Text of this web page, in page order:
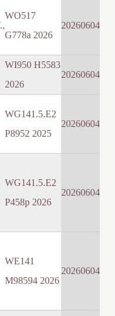
WO517
G778a 2026
20260604
WI950 H5583
2026
20260604
WG141.5.E2
P8952 2025
20260604
WG141.5.E2
P458p 2026
20260604
WE141
M98594 2026
20260604